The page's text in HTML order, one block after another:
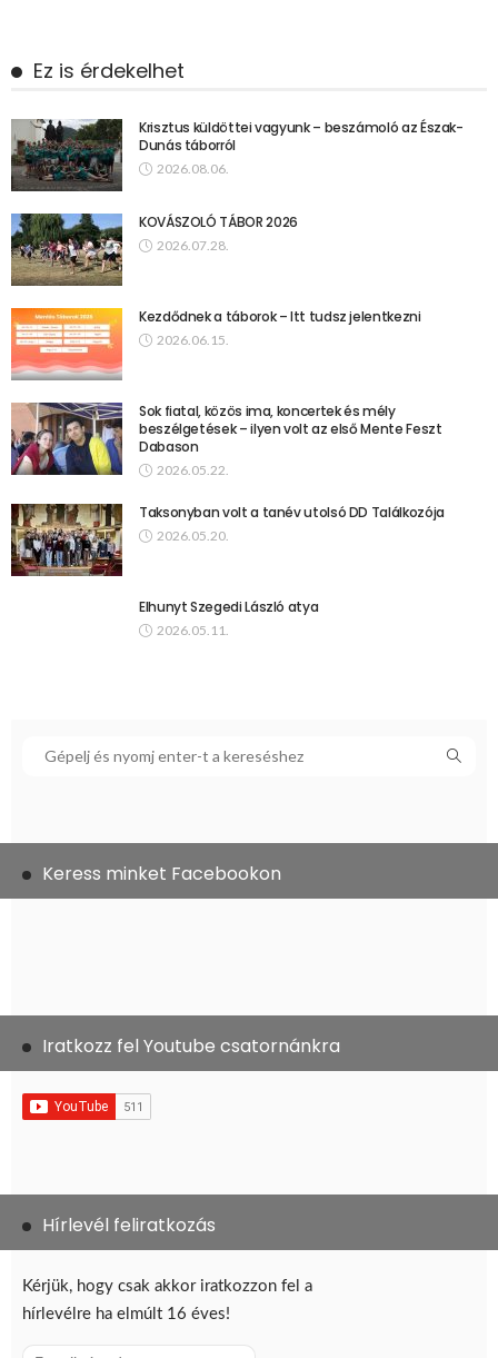
Ez is érdekelhet
Krisztus küldöttei vagyunk – beszámoló az Észak-
Dunás táborról
2026.08.06.
KOVÁSZOLÓ TÁBOR 2026
2026.07.28.
Kezdődnek a táborok – Itt tudsz jelentkezni
2026.06.15.
Sok fiatal, közös ima, koncertek és mély
beszélgetések – ilyen volt az első Mente Feszt
Dabason
2026.05.22.
Taksonyban volt a tanév utolsó DD Találkozója
2026.05.20.
Elhunyt Szegedi László atya
2026.05.11.
Keress minket Facebookon
Iratkozz fel Youtube csatornánkra
Hírlevél feliratkozás